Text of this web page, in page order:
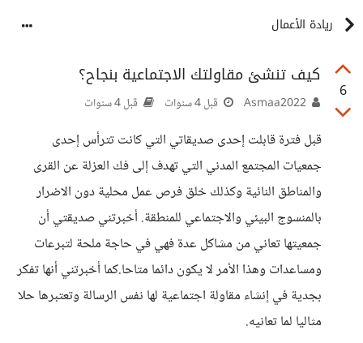
ريادة الأعمال
6
كيف تنشئ مقاولتك الاجتماعية بنجاح؟
قبل 4 سنوات قبل 4 سنوات
قبل فترة قابلت إحدى صديقاتي التي كانت تترأس إحدى
جمعيات المجتمع المدني التي تهدف إلى فك العزلة عن القرى
والمناطق النائية وكذلك خلق فرص عمل محلية دون الاضرار
بالمنسوج البيئي والاجتماعي للمنطقة. أخبرتني صديقتي أن
جمعيتها تعاني من مشاكل عدة فهي في حاجة ملحة لتبرعات
ومساعدات وهذا الأمر لا يكون دائما متاحا.كما أخبرتني أنها تفكر
بجدية في إنشاء مقاولة اجتماعية لها نفس الرسالة وتعتبرها حلا
مثاليا لما تعانيه.